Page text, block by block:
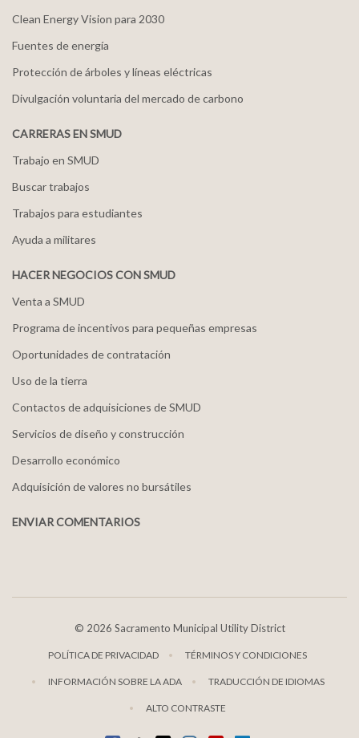
Clean Energy Vision para 2030
Fuentes de energía
Protección de árboles y líneas eléctricas
Divulgación voluntaria del mercado de carbono
CARRERAS EN SMUD
Trabajo en SMUD
Buscar trabajos
Trabajos para estudiantes
Ayuda a militares
HACER NEGOCIOS CON SMUD
Venta a SMUD
Programa de incentivos para pequeñas empresas
Oportunidades de contratación
Uso de la tierra
Contactos de adquisiciones de SMUD
Servicios de diseño y construcción
Desarrollo económico
Adquisición de valores no bursátiles
ENVIAR COMENTARIOS
© 2026 Sacramento Municipal Utility District
POLÍTICA DE PRIVACIDAD TÉRMINOS Y CONDICIONES
INFORMACIÓN SOBRE LA ADA TRADUCCIÓN DE IDIOMAS
ALTO CONTRASTE